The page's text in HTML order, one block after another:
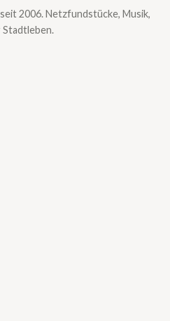
2006. Netzfundstücke, Musik,
Stadtleben.